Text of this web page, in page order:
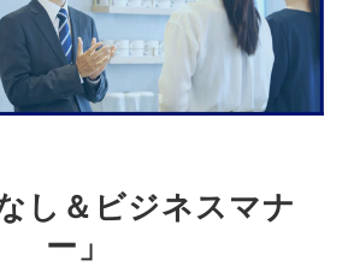
し＆ビジネスマナ
ー」